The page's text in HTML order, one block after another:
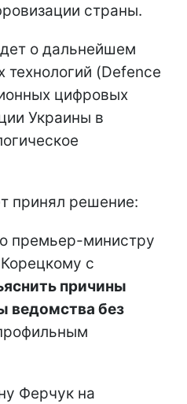
страны.
о дальнейшем
технологий (Defence
цифровых
Украины в
принял решение:
премьер-министру
с
причины
ведомства без
Ферчук на